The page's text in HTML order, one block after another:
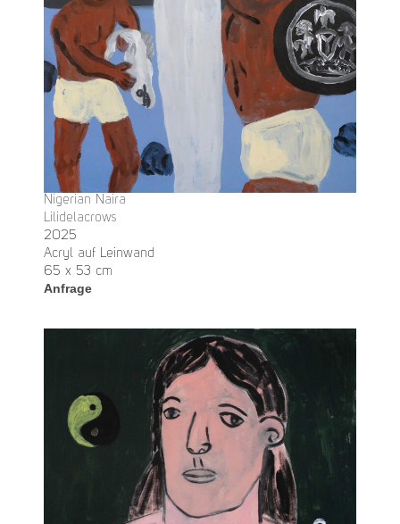
Nigerian Naira
Lilidelacrows
2025
Acryl auf Leinwand
65 x 53 cm
Anfrage